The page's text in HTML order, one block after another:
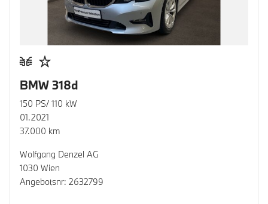
BMW 318d
150 PS/ 110 kW
01.2021
37.000 km
Wolfgang Denzel AG
1030 Wien
Angebotsnr: 2632799